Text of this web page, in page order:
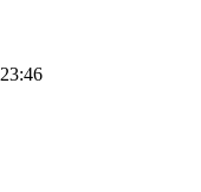
23:46